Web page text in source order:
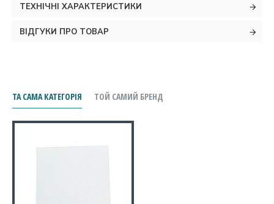
ширина - 11 см
ТЕХНІЧНІ ХАРАКТЕРИСТИКИ
ВІДГУКИ ПРО ТОВАР
ТА САМА КАТЕГОРІЯ ТОЙ САМИЙ БРЕНД